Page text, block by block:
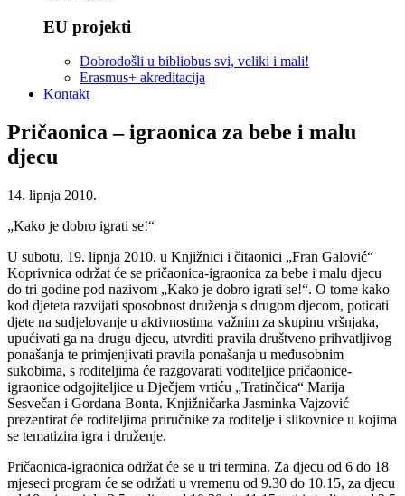
EU projekti
Dobrodošli u bibliobus svi, veliki i mali!
Erasmus+ akreditacija
Kontakt
Pričaonica – igraonica za bebe i malu
djecu
14. lipnja 2010.
„Kako je dobro igrati se!“
U subotu, 19. lipnja 2010. u Knjižnici i čitaonici „Fran Galović“
Koprivnica održat će se pričaonica-igraonica za bebe i malu djecu
do tri godine pod nazivom „Kako je dobro igrati se!“. O tome kako
kod djeteta razvijati sposobnost druženja s drugom djecom, poticati
djete na sudjelovanje u aktivnostima važnim za skupinu vršnjaka,
upućivati ga na drugu djecu, utvrditi pravila društveno prihvatljivog
ponašanja te primjenjivati pravila ponašanja u međusobnim
sukobima, s roditeljima će razgovarati voditeljice pričaonice-
igraonice odgojiteljice u Dječjem vrtiću „Tratinčica“ Marija
Sesvečan i Gordana Bonta. Knjižničarka Jasminka Vajzović
prezentirat će roditeljima priručnike za roditelje i slikovnice u kojima
se tematizira igra i druženje.
Pričaonica-igraonica održat će se u tri termina. Za djecu od 6 do 18
mjeseci program će se održati u vremenu od 9.30 do 10.15, za djecu